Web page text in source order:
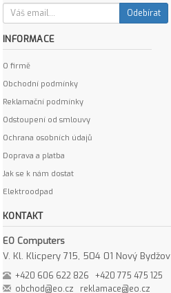
Odebírat
INFORMACE
O firmě
Obchodní podmínky
Reklamační podmínky
Odstoupení od smlouvy
Ochrana osobních údajů
Doprava a platba
Jak se k nám dostat
Elektroodpad
KONTAKT
EO Computers
V. Kl. Klicpery 715, 504 01 Nový Bydžov
+420 606 622 826
+420 775 475 125
obchod@eo.cz
reklamace@eo.cz